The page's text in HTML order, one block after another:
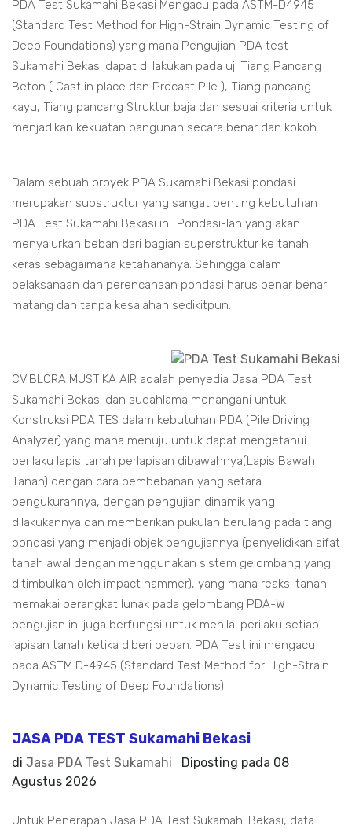
PDA Test Sukamahi Bekasi Mengacu pada ASTM-D4945
(Standard Test Method for High-Strain Dynamic Testing of
Deep Foundations) yang mana Pengujian PDA test
Sukamahi Bekasi dapat di lakukan pada uji Tiang Pancang
Beton ( Cast in place dan Precast Pile ), Tiang pancang
kayu, Tiang pancang Struktur baja dan sesuai kriteria untuk
menjadikan kekuatan bangunan secara benar dan kokoh.
Dalam sebuah proyek PDA Sukamahi Bekasi pondasi
merupakan substruktur yang sangat penting kebutuhan
PDA Test Sukamahi Bekasi ini. Pondasi-lah yang akan
menyalurkan beban dari bagian superstruktur ke tanah
keras sebagaimana ketahananya. Sehingga dalam
pelaksanaan dan perencanaan pondasi harus benar benar
matang dan tanpa kesalahan sedikitpun.
CV.BLORA MUSTIKA AIR adalah penyedia Jasa PDA Test
Sukamahi Bekasi dan sudahlama menangani untuk
Konstruksi PDA TES dalam kebutuhan PDA (Pile Driving
Analyzer) yang mana menuju untuk dapat mengetahui
perilaku lapis tanah perlapisan dibawahnya(Lapis Bawah
Tanah) dengan cara pembebanan yang setara
pengukurannya, dengan pengujian dinamik yang
dilakukannya dan memberikan pukulan berulang pada tiang
pondasi yang menjadi objek pengujiannya (penyelidikan sifat
tanah awal dengan menggunakan sistem gelombang yang
ditimbulkan oleh impact hammer), yang mana reaksi tanah
memakai perangkat lunak pada gelombang PDA-W
pengujian ini juga berfungsi untuk menilai perilaku setiap
lapisan tanah ketika diberi beban. PDA Test ini mengacu
pada ASTM D-4945 (Standard Test Method for High-Strain
Dynamic Testing of Deep Foundations).
JASA PDA TEST Sukamahi Bekasi
di Jasa PDA Test Sukamahi Diposting pada 08
Agustus 2026
Untuk Penerapan Jasa PDA Test Sukamahi Bekasi, data